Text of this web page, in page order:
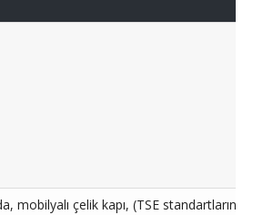
mobilyalı çelik kapı, (TSE standartlarında)